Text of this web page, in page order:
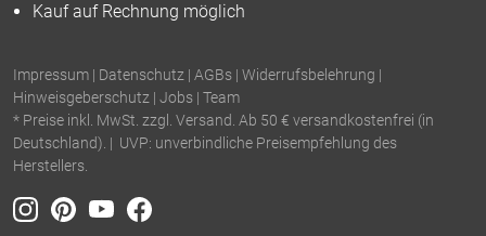
Kauf auf Rechnung möglich
Impressum Datenschutz AGBs Widerrufsbelehrung
Hinweisgeberschutz Jobs Team
* Preise inkl. MwSt. zzgl. Versand. Ab 50 € versandkostenfrei (in
Deutschland). | UVP: unverbindliche Preisempfehlung des
Herstellers.